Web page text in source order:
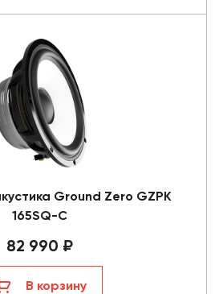
Ground Zero GZPK
165SQ-C
82 990 ₽
В корзину